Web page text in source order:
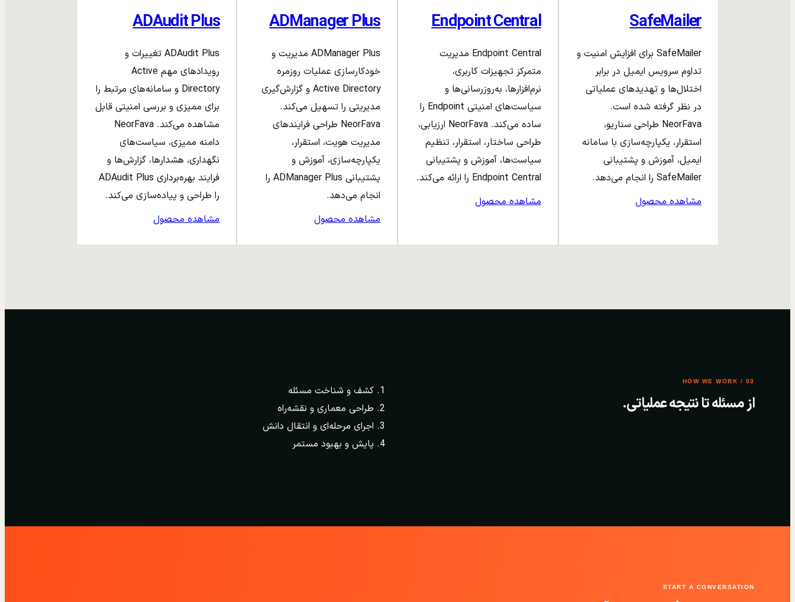
SafeMailer
SafeMailer برای افزایش امنیت و
تداوم سرویس ایمیل در برابر
اختلال‌ها و تهدیدهای عملیاتی
در نظر گرفته شده است.
NeorFava طراحی سناریو،
استقرار، یکپارچه‌سازی با سامانه
ایمیل، آموزش و پشتیبانی
SafeMailer را انجام می‌دهد.
مشاهده محصول
Endpoint Central
Endpoint Central مدیریت
متمرکز تجهیزات کاربری،
نرم‌افزارها، به‌روزرسانی‌ها و
سیاست‌های امنیتی Endpoint را
ساده می‌کند. NeorFava ارزیابی،
طراحی ساختار، استقرار، تنظیم
سیاست‌ها، آموزش و پشتیبانی
Endpoint Central را ارائه می‌کند.
مشاهده محصول
ADManager Plus
ADManager Plus مدیریت و
خودکارسازی عملیات روزمره
Active Directory و گزارش‌گیری
مدیریتی را تسهیل می‌کند.
NeorFava طراحی فرایندهای
مدیریت هویت، استقرار،
یکپارچه‌سازی، آموزش و
پشتیبانی ADManager Plus را
انجام می‌دهد.
مشاهده محصول
ADAudit Plus
ADAudit Plus تغییرات و
رویدادهای مهم Active
Directory و سامانه‌های مرتبط را
برای ممیزی و بررسی امنیتی قابل
مشاهده می‌کند. NeorFava
دامنه ممیزی، سیاست‌های
نگهداری، هشدارها، گزارش‌ها و
فرایند بهره‌برداری ADAudit Plus
را طراحی و پیاده‌سازی می‌کند.
مشاهده محصول
03 / HOW WE WORK
از مسئله تا نتیجه عملیاتی.
کشف و شناخت مسئله
طراحی معماری و نقشه‌راه
اجرای مرحله‌ای و انتقال دانش
پایش و بهبود مستمر
START A CONVERSATION